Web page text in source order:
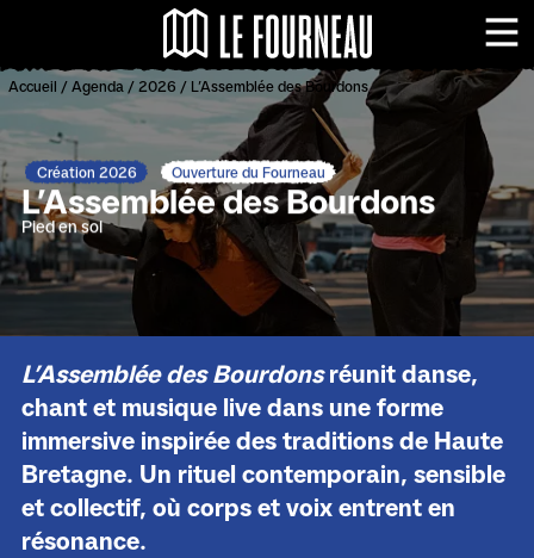
Panneau de gestion des cookies
Le Fourneau -
Accueil / Agenda / 2026 / L’Assemblée des Bourdons
Création 2026 Ouverture du Fourneau
L’Assemblée des Bourdons
Pied en sol
L’Assemblée des Bourdonsréunit danse,
chant et musique live dans une forme
immersive inspirée des traditions de Haute
Bretagne. Un rituel contemporain, sensible
et collectif, où corps et voix entrent en
résonance.